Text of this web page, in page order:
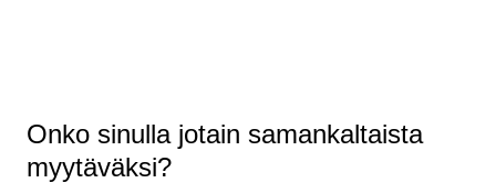
Onko sinulla jotain samankaltaista
myytäväksi?